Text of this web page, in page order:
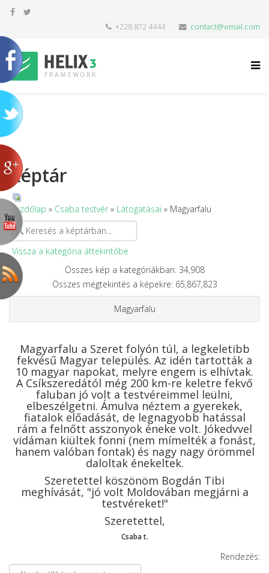
+228 872 4444 contact@email.com
Képtár
Kezdőlap » Csaba testvér » Látogatásai » Magyarfalu
Vissza a kategória áttekintőbe
Összes kép a kategóriákban: 34,908
Összes megtekintés a képekre: 65,867,823
Magyarfalu
Magyarfalu a Szeret folyón túl, a legkeletibb
fekvésű Magyar település. Az idén tartották a
10 magyar napokat, melyre engem is elhívtak.
A Csíkszeredától még 200 km-re keletre fekvő
faluban jó volt a testvéreimmel leülni,
elbeszélgetni. Ámulva néztem a gyerekek,
fiatalok előadását, de legnagyobb hatással
rám a felnőtt asszonyok éneke volt. Jókedvvel
vidáman kiültek fonni (nem mímelték a fonást,
hanem valóban fontak) és nagy nagy örömmel
daloltak énekeltek.
Szeretettel köszönöm Bogdán Tibi
meghívását, "jó volt Moldovában megjárni a
testvéreket!"
Szeretettel,
Csaba t.
Rendezés: